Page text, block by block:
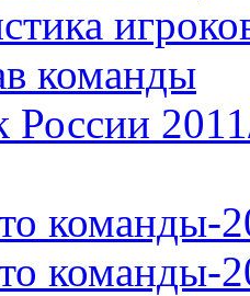
команды
России
команды-
команды-